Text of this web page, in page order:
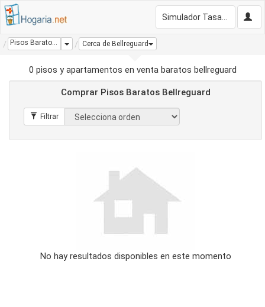
Pisos Baratos Bellreguard Dropdown
Cerca de Bellreguard
0 pisos y apartamentos en venta baratos bellreguard
Comprar Pisos Baratos Bellreguard
No hay resultados disponibles en este momento